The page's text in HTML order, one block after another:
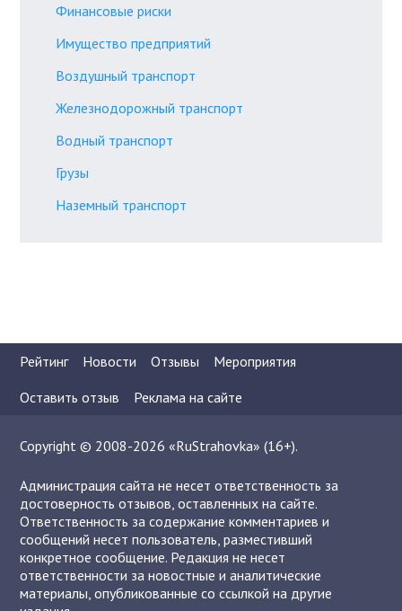
Финансовые риски
Имущество предприятий
Воздушный транспорт
Железнодорожный транспорт
Водный транспорт
Грузы
Наземный транспорт
Рейтинг Новости Отзывы
Мероприятия
Оставить отзыв
Реклама на сайте
Copyright © 2008-2026 «RuStrahovka» (16+).
Администрация сайта не несет ответственность за
достоверность отзывов, оставленных на сайте.
Ответственность за содержание комментариев и
сообщений несет пользователь, разместивший
конкретное сообщение. Редакция не несет
ответственности за новостные и аналитические
материалы, опубликованные со ссылкой на другие